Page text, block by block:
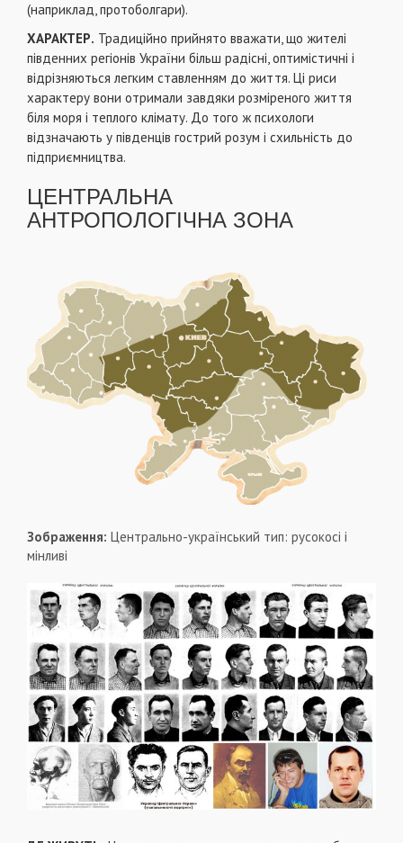
(наприклад, протоболгари).
ХАРАКТЕР. Традиційно прийнято вважати, що жителі
південних регіонів України більш радісні, оптимістичні і
відрізняються легким ставленням до життя. Ці риси
характеру вони отримали завдяки розміреного життя
біля моря і теплого клімату. До того ж психологи
відзначають у південців гострий розум і схильність до
підприємництва.
ЦЕНТРАЛЬНА
АНТРОПОЛОГІЧНА ЗОНА
Зображення: Центрально-український тип: русокосі і
мінливі